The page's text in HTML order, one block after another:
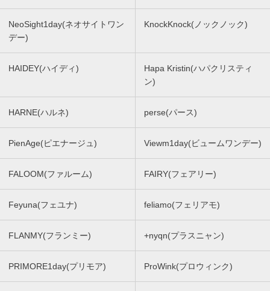
NeoSight1day(ネオサイトワン
デー)
KnockKnock(ノックノック)
HAIDEY(ハイディ)
Hapa Kristin(ハパクリスティ
ン)
HARNE(ハルネ) perse(パース)
PienAge(ピエナージュ) Viewm1day(ビュームワンデー)
FALOOM(ファルーム) FAIRY(フェアリー)
Feyuna(フェユナ) feliamo(フェリアモ)
FLANMY(フランミー) +nyqn(プラスニャン)
PRIMORE1day(プリモア) ProWink(プロウィンク)